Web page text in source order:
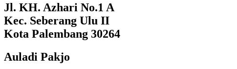
Jl. KH. Azhari No.1 A
Kec. Seberang Ulu II
Kota Palembang 30264
Auladi Pakjo